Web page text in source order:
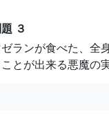
３
ランが食べた、全
とが出来る悪魔の